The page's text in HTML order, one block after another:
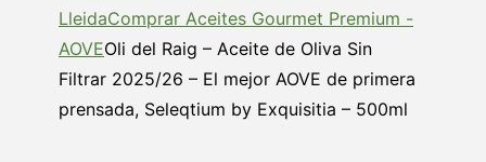
LleidaComprar Aceites Gourmet Premium -
AOVEOli del Raig – Aceite de Oliva Sin
Filtrar 2025/26 – El mejor AOVE de primera
prensada, Seleqtium by Exquisitia – 500ml